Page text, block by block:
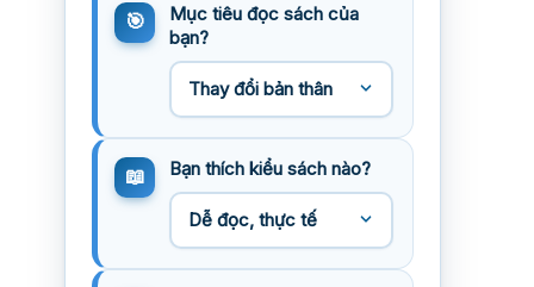
Mục tiêu đọc sách của
bạn?
Bạn thích kiểu sách nào?